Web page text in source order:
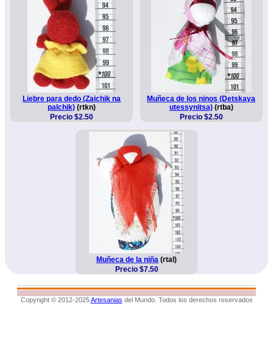
Liebre para dedo (Zaichik na
palchik) (rtkn)
Precio $2.50
Muñeca de los ninos (Detskaya
utessynitsa)(rtba)
Precio $2.50
Muñeca de la niña (rtal)
Precio $7.50
Copyright © 2012-2025Artesanias del Mundo. Todos los derechos reservados